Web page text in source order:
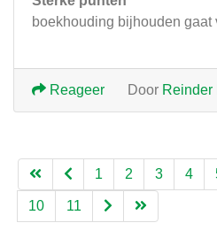
boekhouding bijhouden gaat
Door Reinder
Reageer
1 2 3 4
10 11